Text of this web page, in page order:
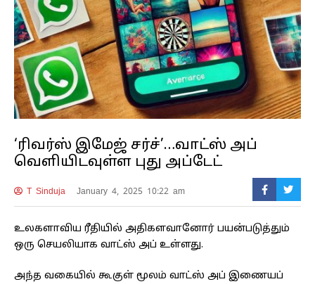
‘ரிவர்ஸ் இமேஜ் சர்ச்’…வாட்ஸ் அப்
வெளியிடவுள்ள புது அப்டேட்
T Sinduja January 4, 2025 10:22 am
உலகளாவிய ரீதியில் அதிகளவானோர் பயன்படுத்தும்
ஒரு செயலியாக வாட்ஸ் அப் உள்ளது.
அந்த வகையில் கூகுள் மூலம் வாட்ஸ் அப் இணையப்